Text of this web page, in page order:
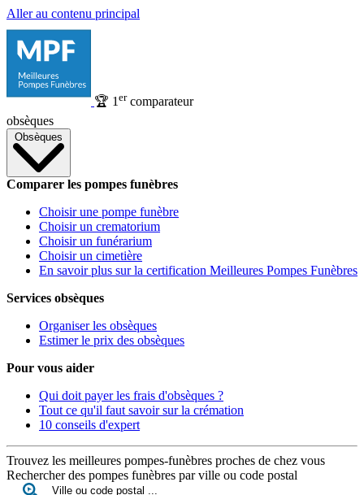
Aller au contenu principal
🏆 1 ercomparateur
obsèques
Obsèques
Comparer les pompes funèbres
Choisir une pompe funèbre
Choisir un crematorium
Choisir un funérarium
Choisir un cimetière
En savoir plus sur la certification Meilleures Pompes Funèbres
Services obsèques
Organiser les obsèques
Estimer le prix des obsèques
Pour vous aider
Qui doit payer les frais d'obsèques ?
Tout ce qu'il faut savoir sur la crémation
10 conseils d'expert
Trouvez les meilleures pompes-funèbres proches de chez vous
Rechercher des pompes funèbres par ville ou code postal